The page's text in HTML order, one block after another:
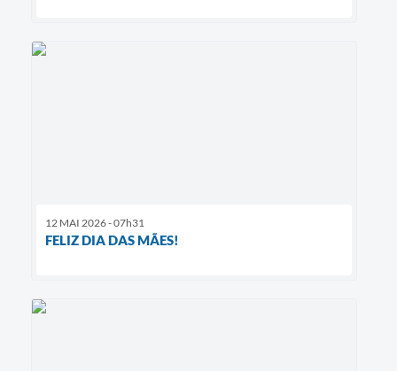
12 MAI 2026 - 07h31
FELIZ DIA DAS MÃES!